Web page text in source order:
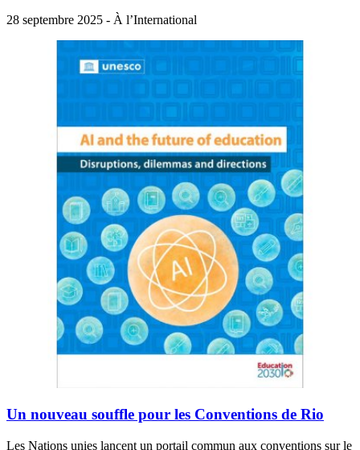
28 septembre 2025 - À l’International
Un nouveau souffle pour les Conventions de Rio
Les Nations unies lancent un portail commun aux conventions sur le